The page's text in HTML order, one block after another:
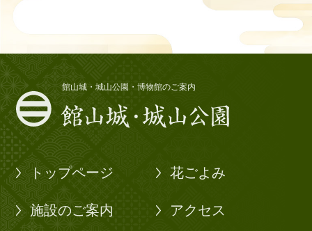
館山城・城山公園・博物館のご案内
トップページ
施設のご案内
花ごよみ
アクセス